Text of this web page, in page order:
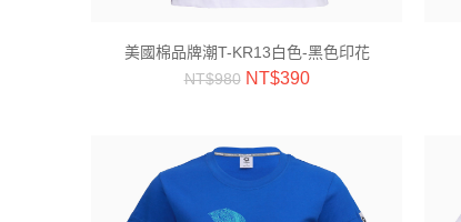
美國棉品牌潮T-KR13白色-黑色印花
NT$980 NT$390